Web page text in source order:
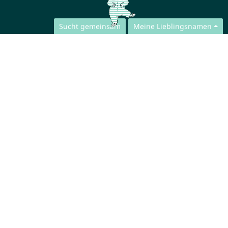
Sucht gemeinsam Meine Lieblingsnamen